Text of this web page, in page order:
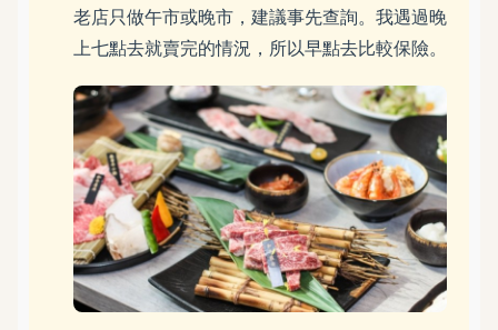
老店只做午市或晚市，建議事先查詢。我遇過晚
上七點去就賣完的情況，所以早點去比較保險。